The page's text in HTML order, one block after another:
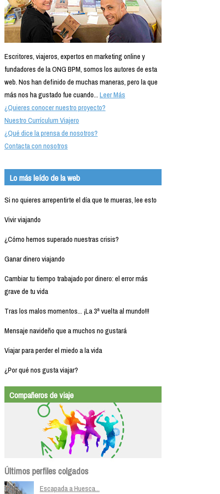
Escritores, viajeros, expertos en marketing online y
fundadores de la ONG BPM, somos los autores de esta
web. Nos han definido de muchas maneras, pero la que
más nos ha gustado fue cuando...Leer Más
¿Quieres conocer nuestro proyecto?
Nuestro Currículum Viajero
¿Qué dice la prensa de nosotros?
Contacta con nosotros
Lo más leído de la web
Si no quieres arrepentirte el día que te mueras, lee esto
Vivir viajando
¿Cómo hemos superado nuestras crisis?
Ganar dinero viajando
Cambiar tu tiempo trabajado por dinero: el error más
grave de tu vida
Tras los malos momentos... ¡La 3ª vuelta al mundo!!!
Mensaje navideño que a muchos no gustará
Viajar para perder el miedo a la vida
¿Por qué nos gusta viajar?
Compañeros de viaje
Últimos perfiles colgados
Escapada a Huesca...